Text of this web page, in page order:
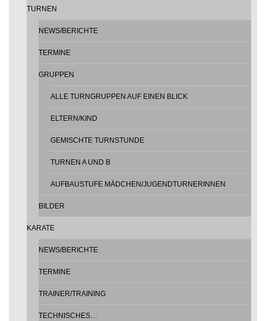
TURNEN
NEWS/BERICHTE
TERMINE
GRUPPEN
ALLE TURNGRUPPEN AUF EINEN BLICK
ELTERN/KIND
GEMISCHTE TURNSTUNDE
TURNEN A UND B
AUFBAUSTUFE MÄDCHEN/JUGENDTURNERINNEN
BILDER
KARATE
NEWS/BERICHTE
TERMINE
TRAINER/TRAINING
TECHNISCHES…